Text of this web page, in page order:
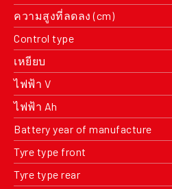
ความสูงที่ลดลง (cm)
Control type
เหยียบ
ไฟฟ้า V
ไฟฟ้า Ah
Battery year of manufacture
Tyre type front
Tyre type rear